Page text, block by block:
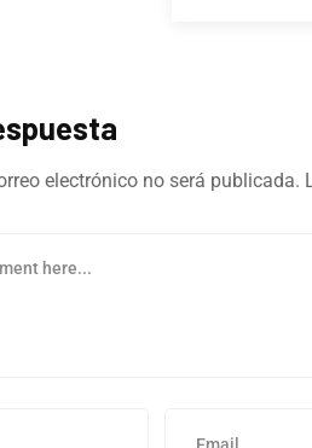
electrónico no será publicada.